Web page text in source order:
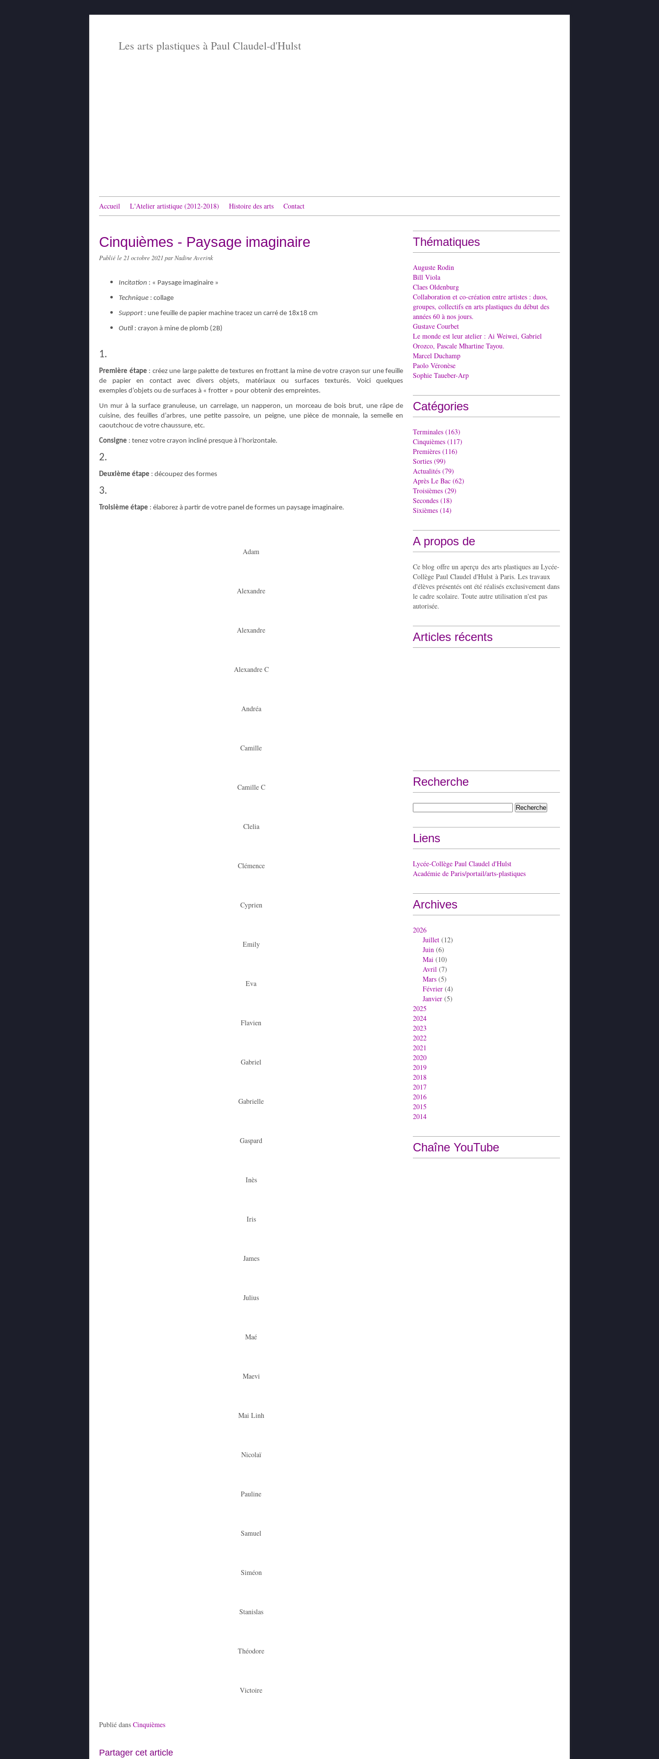
Les arts plastiques à Paul Claudel-d'Hulst
Accueil L'Atelier artistique (2012-2018) Histoire des arts Contact
Cinquièmes - Paysage imaginaire
Publié le 21 octobre 2021 par Nadine Averink
Incitation : « Paysage imaginaire »
Technique : collage
Support : une feuille de papier machine tracez un carré de 18x18 cm
Outil : crayon à mine de plomb (2B)
1.
Première étape : créez une large palette de textures en frottant la mine de votre crayon sur une feuille
de papier en contact avec divers objets, matériaux ou surfaces texturés. Voici quelques
exemples d’objets ou de surfaces à « frotter » pour obtenir des empreintes.
Un mur à la surface granuleuse, un carrelage, un napperon, un morceau de bois brut, une râpe de
cuisine, des feuilles d’arbres, une petite passoire, un peigne, une pièce de monnaie, la semelle en
caoutchouc de votre chaussure, etc.
Consigne : tenez votre crayon incliné presque à l’horizontale.
2.
Deuxième étape : découpez des formes
3.
Troisième étape : élaborez à partir de votre panel de formes un paysage imaginaire.
Adam
Alexandre
Alexandre
Alexandre C
Andréa
Camille
Camille C
Clelia
Clémence
Cyprien
Emily
Eva
Flavien
Gabriel
Gabrielle
Gaspard
Inès
Iris
James
Julius
Maé
Maevi
Mai Linh
Nicolaï
Pauline
Samuel
Siméon
Stanislas
Théodore
Victoire
Publié dans Cinquièmes
Partager cet article
Thématiques
Auguste Rodin
Bill Viola
Claes Oldenburg
Collaboration et co-création entre artistes : duos,
groupes, collectifs en arts plastiques du début des
années 60 à nos jours.
Gustave Courbet
Le monde est leur atelier : Ai Weiwei, Gabriel
Orozco, Pascale Mhartine Tayou.
Marcel Duchamp
Paolo Véronèse
Sophie Taueber-Arp
Catégories
Terminales (163)
Cinquièmes (117)
Premières (116)
Sorties (99)
Actualités (79)
Après Le Bac (62)
Troisièmes (29)
Secondes (18)
Sixièmes (14)
A propos de
Ce blog offre un aperçu des arts plastiques au Lycée-
Collège Paul Claudel d'Hulst à Paris. Les travaux
d'élèves présentés ont été réalisés exclusivement dans
le cadre scolaire. Toute autre utilisation n'est pas
autorisée.
Articles récents
Recherche
Liens
Lycée-Collège Paul Claudel d'Hulst
Académie de Paris/portail/arts-plastiques
Archives
2026
Juillet (12)
Juin (6)
Mai (10)
Avril (7)
Mars (5)
Février (4)
Janvier (5)
2025
2024
2023
2022
2021
2020
2019
2018
2017
2016
2015
2014
Chaîne YouTube